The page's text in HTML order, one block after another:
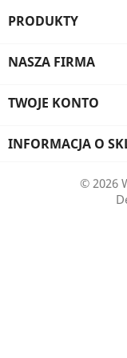
PRODUKTY
NASZA FIRMA
TWOJE KONTO
INFORMACJA O
© 2026